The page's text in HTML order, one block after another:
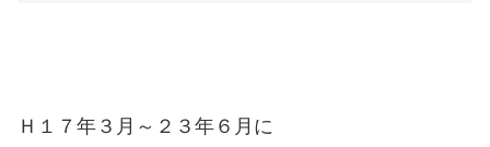
Ｈ１７年３月～２３年６月に